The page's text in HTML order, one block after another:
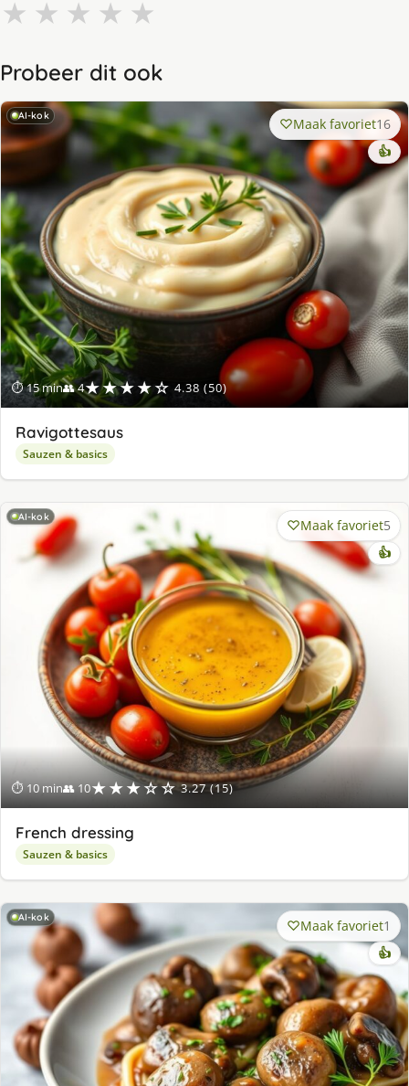
★ ★ ★ ★ ★
Probeer dit ook
AI-kok
⏱ 15 min👥 4★★★★☆ 4.38 (50)
Maak favoriet16
👍
Ravigottesaus
Sauzen & basics
AI-kok
⏱ 10 min👥 10★★★☆☆ 3.27 (15)
Maak favoriet5
👍
French dressing
Sauzen & basics
AI-kok Maak favoriet1
👍